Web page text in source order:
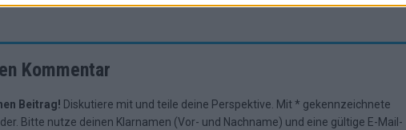
Kommentar
Beitrag! Diskutiere mit und teile deine Perspektive. Mit * gekennzeichnete
Bitte nutze deinen Klarnamen (Vor- und Nachname) und eine gültige E-Mail-